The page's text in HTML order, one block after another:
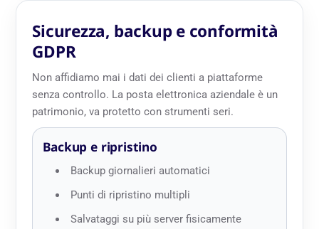
Sicurezza, backup e conformità
GDPR
Non affidiamo mai i dati dei clienti a piattaforme
senza controllo. La posta elettronica aziendale è un
patrimonio, va protetto con strumenti seri.
Backup e ripristino
Backup giornalieri automatici
Punti di ripristino multipli
Salvataggi su più server fisicamente